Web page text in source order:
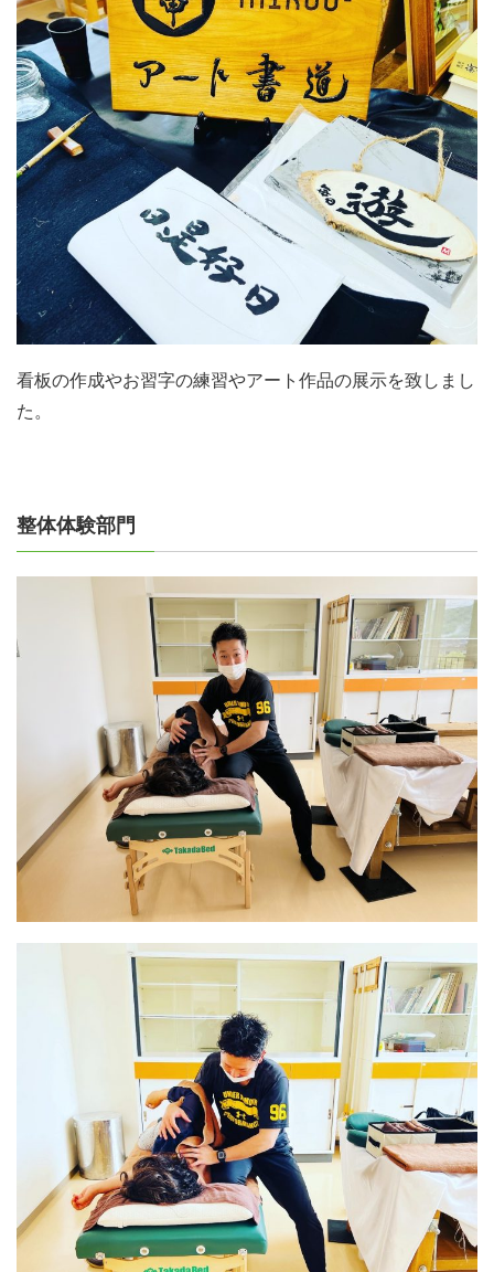
看板の作成やお習字の練習やアート作品の展示を致しまし
た。
整体体験部門